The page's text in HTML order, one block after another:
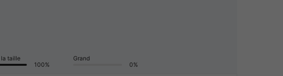
la taille
100%
Grand
0%